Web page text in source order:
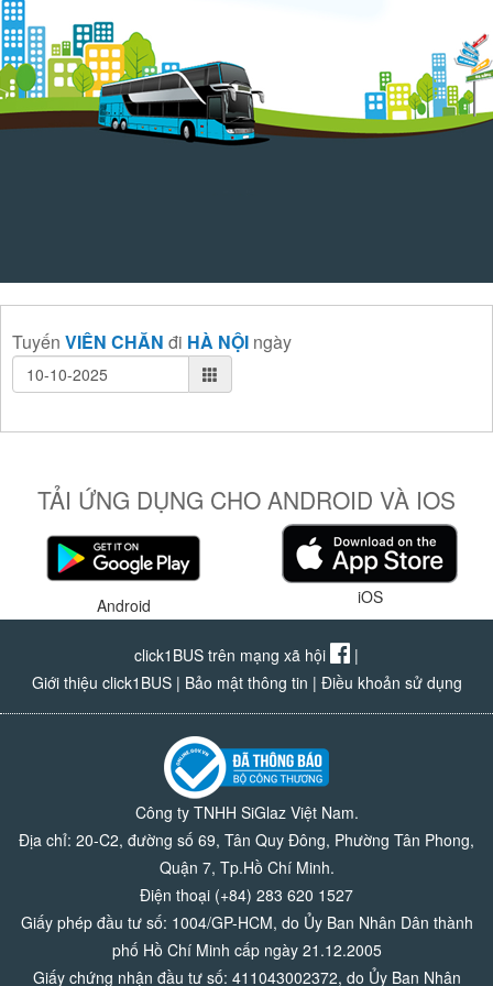
Tuyến VIÊN CHĂN đi HÀ NỘI ngày
TẢI ỨNG DỤNG CHO ANDROID VÀ IOS
Android iOS
click1BUS trên mạng xã hội
|
Giới thiệu click1BUS| Bảo mật thông tin | Điều khoản sử dụng
Công ty TNHH SiGlaz Việt Nam.
Địa chỉ: 20-C2, đường số 69, Tân Quy Đông, Phường Tân Phong,
Quận 7, Tp.Hồ Chí Minh.
Điện thoại (+84) 283 620 1527
Giấy phép đầu tư số: 1004/GP-HCM, do Ủy Ban Nhân Dân thành
phố Hồ Chí Minh cấp ngày 21.12.2005
Giấy chứng nhận đầu tư số: 411043002372, do Ủy Ban Nhân